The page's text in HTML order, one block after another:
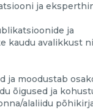
ja
ja
kaudu avalikkust
ja moodustab
õigused ja
alaliidu